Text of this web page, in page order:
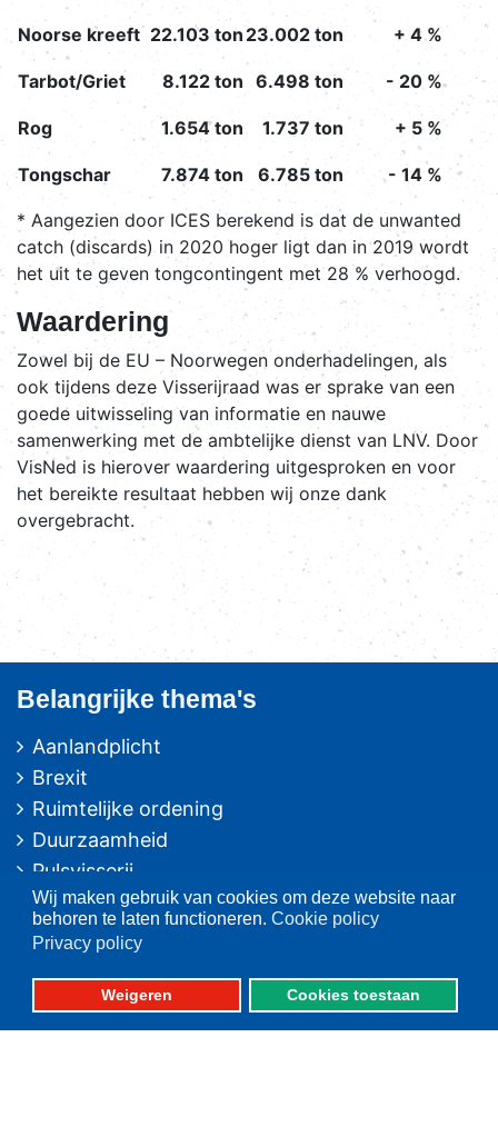
Wij maken gebruik van cookies om deze website naar
behoren te laten functioneren. Cookie policy
Privacy policy
Weigeren Cookies toestaan
Noorse kreeft 22.103 ton 23.002 ton + 4 %
Tarbot/Griet 8.122 ton 6.498 ton - 20 %
Rog 1.654 ton 1.737 ton + 5 %
Tongschar 7.874 ton 6.785 ton - 14 %
* Aangezien door ICES berekend is dat de unwanted
catch (discards) in 2020 hoger ligt dan in 2019 wordt
het uit te geven tongcontingent met 28 % verhoogd.
Waardering
Zowel bij de EU – Noorwegen onderhadelingen, als
ook tijdens deze Visserijraad was er sprake van een
goede uitwisseling van informatie en nauwe
samenwerking met de ambtelijke dienst van LNV. Door
VisNed is hierover waardering uitgesproken en voor
het bereikte resultaat hebben wij onze dank
overgebracht.
Belangrijke thema's
Aanlandplicht
Brexit
Ruimtelijke ordening
Duurzaamheid
Pulsvisserij
Innovatie
Algemeen/Overig beleid
Op deze website